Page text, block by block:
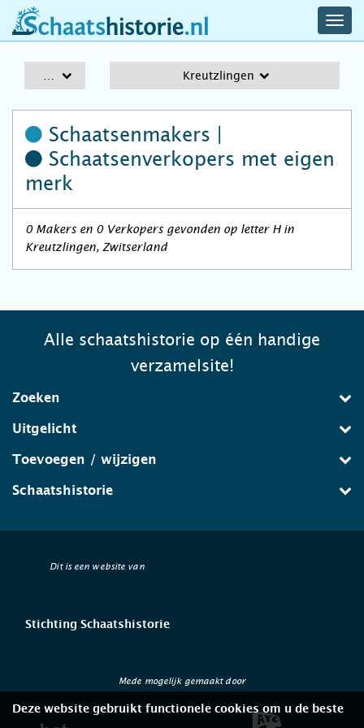
schaatshistorie.nl
Kreutzlingen
Schaatsenmakers |
Schaatsenverkopers met eigen
merk
0 Makers en 0 Verkopers gevonden op letter H in
Kreutzlingen, Zwitserland
Alle schaatshistorie op één handige
verzamelsite!
Zoeken
Uitgelicht
Toevoegen / wijzigen
Schaatshistorie
Dit is een website van
Stichting Schaatshistorie
Mede mogelijk gemaakt door
Deze website gebruikt functionele cookies om u de beste